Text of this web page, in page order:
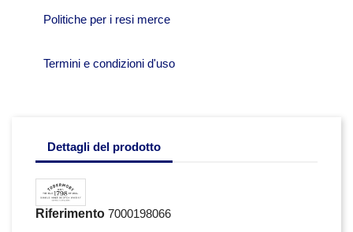
Politiche per i resi merce
Termini e condizioni d'uso
Dettagli del prodotto
Riferimento 7000198066